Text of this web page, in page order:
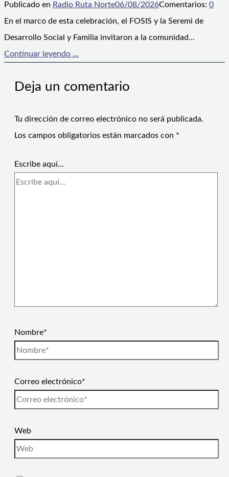
Publicado en Radio Ruta Norte06/08/2026Comentarios: 0
En el marco de esta celebración, el FOSIS y la Seremi de
Desarrollo Social y Familia invitaron a la comunidad…
Continuar leyendo ...
Deja un comentario
Tu dirección de correo electrónico no será publicada.
Los campos obligatorios están marcados con *
Escribe aquí...
Nombre*
Correo electrónico*
Web